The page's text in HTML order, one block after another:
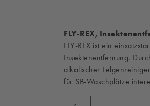
FLY-REX,
FLY-REX ist ein
Insektenentfernung.
alkalischer
für SB-Waschplätze